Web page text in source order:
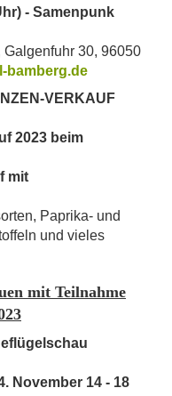
- Samenpunk
30, 96050
bamberg.de
VERKAUF
2023 beim
mit
Paprika- und
und vieles
mit Teilnahme
November 14 - 18